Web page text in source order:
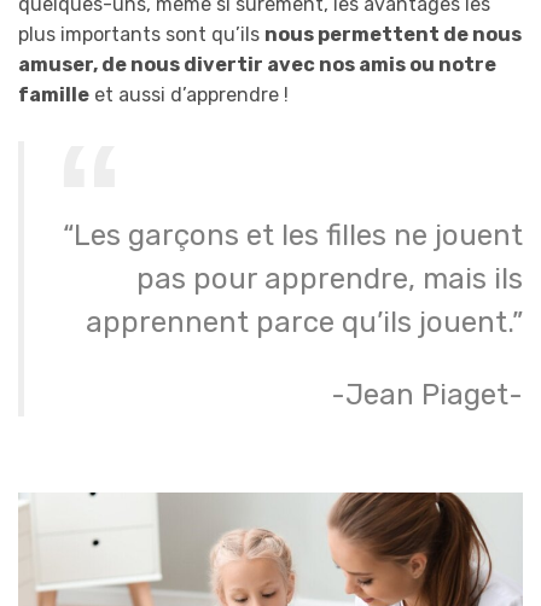
quelques-uns, même si sûrement, les avantages les
plus importants sont qu’ils nous permettent de nous
amuser, de nous divertir avec nos amis ou notre
famille et aussi d’apprendre !
“Les garçons et les filles ne jouent
pas pour apprendre, mais ils
apprennent parce qu’ils jouent.”
-Jean Piaget-